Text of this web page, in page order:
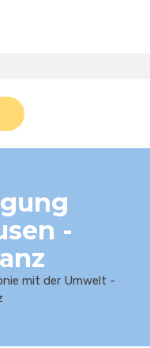
-
mit der Umwelt -